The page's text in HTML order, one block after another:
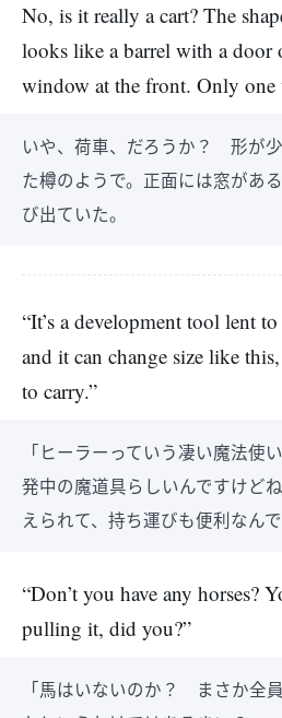
No, is it really a cart? The
looks like a barrel with a door
window at the front. Only one
いや、荷車、だろうか？ 形が
た樽のようで。正面には窓があ
び出ていた。
“It’s a development tool lent
and it can change size like
to carry.”
「ヒーラーっていう凄い魔法使
発中の魔道具らしいんですけど
えられて、持ち運びも便利なんで
“Don’t you have any horses?
pulling it, did you?”
「馬はいないのか？ まさか全